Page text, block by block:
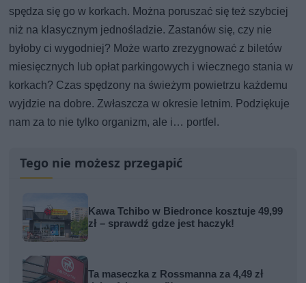
spędza się go w korkach. Można poruszać się też szybciej
niż na klasycznym jednośladzie. Zastanów się, czy nie
byłoby ci wygodniej? Może warto zrezygnować z biletów
miesięcznych lub opłat parkingowych i wiecznego stania w
korkach? Czas spędzony na świeżym powietrzu każdemu
wyjdzie na dobre. Zwłaszcza w okresie letnim. Podziękuje
nam za to nie tylko organizm, ale i… portfel.
Tego nie możesz przegapić
Kawa Tchibo w Biedronce kosztuje 49,99
zł – sprawdź gdze jest haczyk!
Ta maseczka z Rossmanna za 4,49 zł